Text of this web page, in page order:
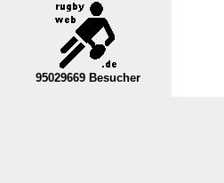
95029669 Besucher